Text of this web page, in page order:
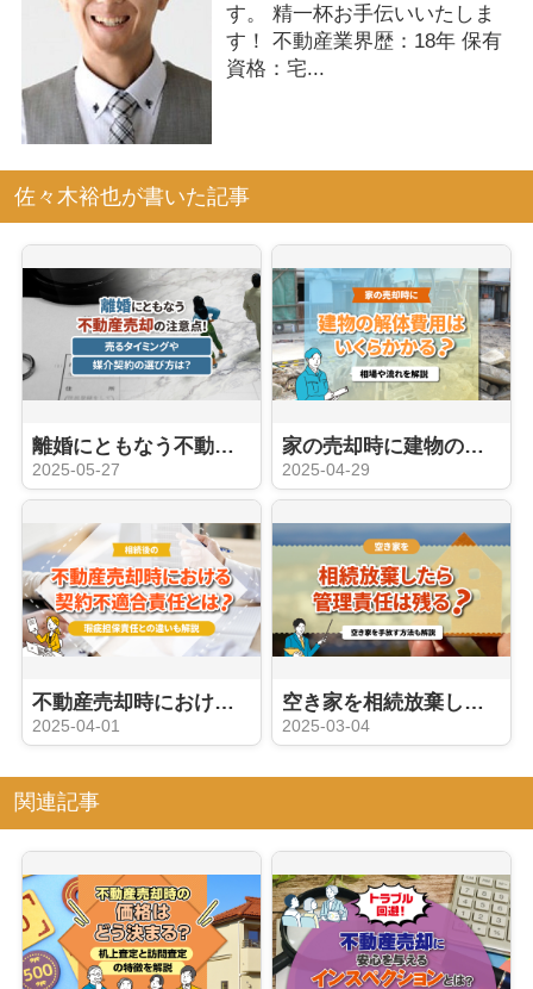
す。 精一杯お手伝いいたしま
す！ 不動産業界歴：18年 保有
資格：宅...
佐々木裕也が書いた記事
離婚にともなう不動産売却の注意点！売るタイミングや媒介契約の選び方は？
2025-05-27
家の売却時に建物の解体費用はいくらかかる？相場や流れを解説
2025-04-29
不動産売却時における契約不適合責任とは？瑕疵担保責任との違いも解説
2025-04-01
空き家を相続放棄したら管理責任は残る？空き家を手放す方法も解説
2025-03-04
関連記事